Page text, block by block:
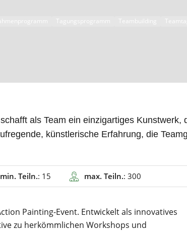
Tagungsprogramm Teambuilding
als Team ein einzigartiges Kunstwerk,
künstlerische Erfahrung, die
min. Teiln.: 15 max. Teiln.: 300
Painting-Event. Entwickelt als innovatives
zu herkömmlichen Workshops und